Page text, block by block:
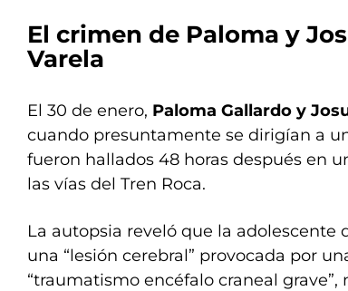
El crimen de Paloma y
Varela
El 30 de enero, Paloma Gallardo y
cuando presuntamente se dirigían a
fueron hallados 48 horas después en
las vías del Tren Roca.
La autopsia reveló que la adolescente
una “lesión cerebral” provocada por
“traumatismo encéfalo craneal